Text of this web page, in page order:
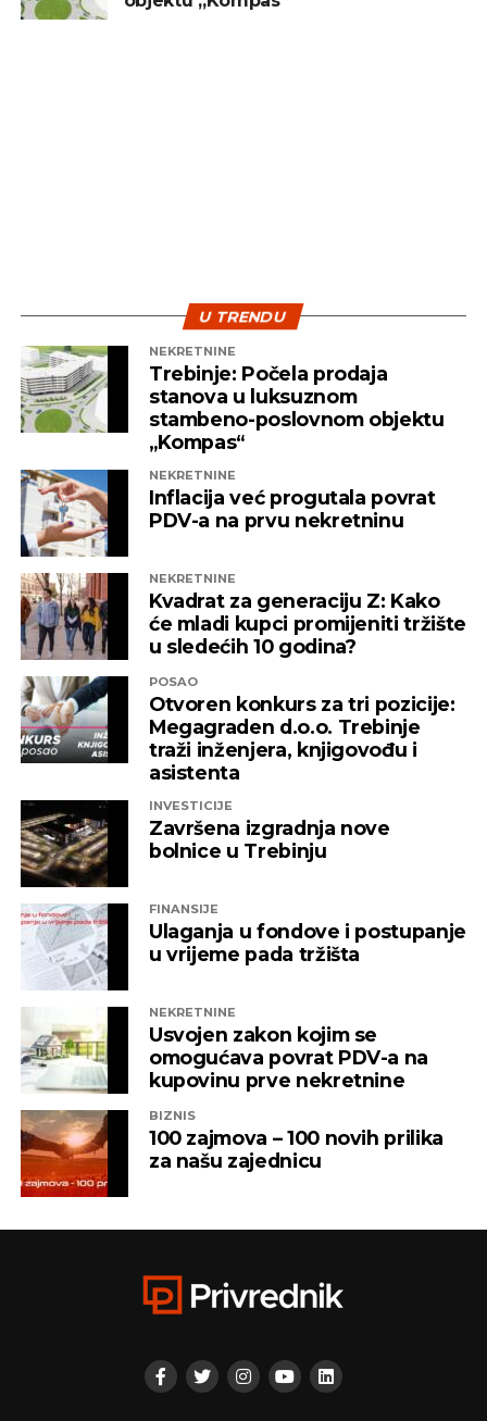
U TRENDU
NEKRETNINE
Trebinje: Počela prodaja
stanova u luksuznom
stambeno-poslovnom objektu
„Kompas“
NEKRETNINE
Inflacija već progutala povrat
PDV-a na prvu nekretninu
NEKRETNINE
Kvadrat za generaciju Z: Kako
će mladi kupci promijeniti tržište
u sledećih 10 godina?
POSAO
Otvoren konkurs za tri pozicije:
Megagraden d.o.o. Trebinje
traži inženjera, knjigovođu i
asistenta
INVESTICIJE
Završena izgradnja nove
bolnice u Trebinju
FINANSIJE
Ulaganja u fondove i postupanje
u vrijeme pada tržišta
NEKRETNINE
Usvojen zakon kojim se
omogućava povrat PDV-a na
kupovinu prve nekretnine
BIZNIS
100 zajmova – 100 novih prilika
za našu zajednicu